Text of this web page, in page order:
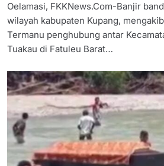
Oelamasi, FKKNews.Com-Banjir
wilayah kabupaten Kupang,
Termanu penghubung antar
Tuakau di Fatuleu Barat…